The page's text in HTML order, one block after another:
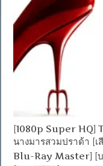
[1080p Super HQ]
นางมารสวมปราด้า [เ
Blu-Ray Master] [